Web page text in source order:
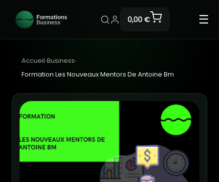
0,00 € ☰
Accueil›Business›
Formation Les Nouveaux Mentors De Antoine Bm